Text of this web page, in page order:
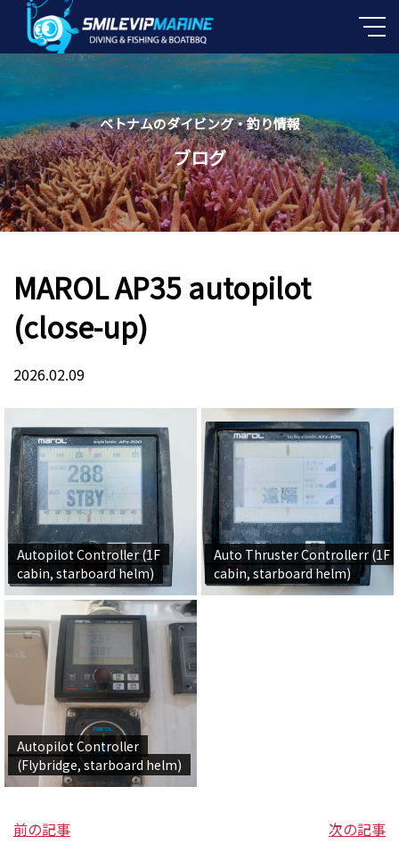
ベトナムのダイビング・釣り情報
ブログ
MAROL AP35 autopilot
(close-up)
2026.02.09
Autopilot Controller (1F
cabin, starboard helm)
Auto Thruster Controllerr (1F
cabin, starboard helm)
Autopilot Controller
(Flybridge, starboard helm)
前の記事 次の記事